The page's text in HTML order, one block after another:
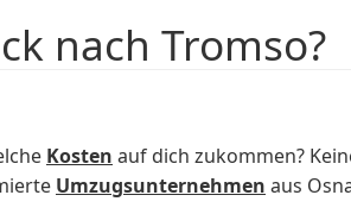
nach Tromso?
Kosten auf dich zukommen?
Umzugsunternehmen aus